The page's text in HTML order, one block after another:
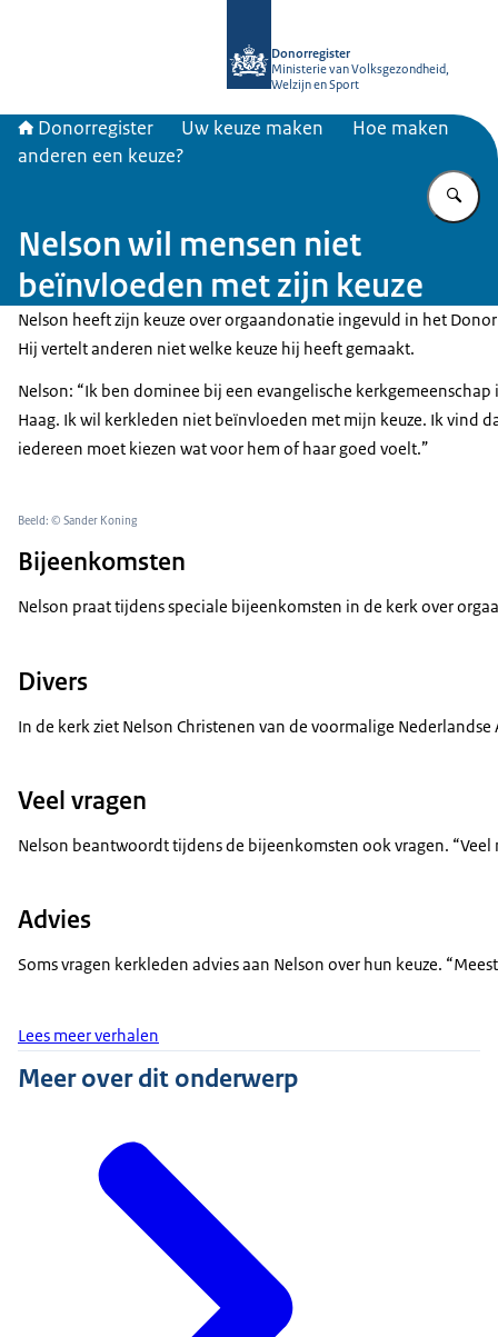
Donorregister
Ministerie van Volksgezondheid,
Welzijn en Sport
Donorregister Uw keuze maken
Hoe maken
anderen een keuze?
Nelson wil mensen niet
beïnvloeden met zijn keuze
Nelson heeft zijn keuze over orgaandonatie ingevuld in het
Hij vertelt anderen niet welke keuze hij heeft gemaakt.
Nelson: “Ik ben dominee bij een evangelische kerkgemeenschap
Haag. Ik wil kerkleden niet beïnvloeden met mijn keuze. Ik vind
iedereen moet kiezen wat voor hem of haar goed voelt.”
Beeld: © Sander Koning
Bijeenkomsten
Nelson praat tijdens speciale bijeenkomsten in de kerk over
Divers
In de kerk ziet Nelson Christenen van de voormalige
Veel vragen
Nelson beantwoordt tijdens de bijeenkomsten ook vragen.
Advies
Soms vragen kerkleden advies aan Nelson over hun keuze.
Lees meer verhalen
Meer over dit onderwerp